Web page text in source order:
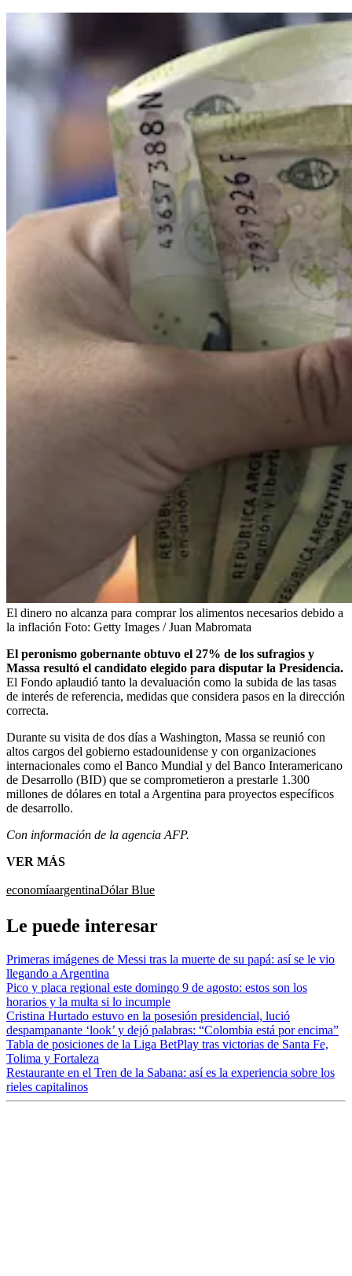
El dinero no alcanza para comprar los alimentos necesarios debido a
la inflación Foto: Getty Images / Juan Mabromata
El peronismo gobernante obtuvo el 27% de los sufragios y
Massa resultó el candidato elegido para disputar la Presidencia.
El Fondo aplaudió tanto la devaluación como la subida de las tasas
de interés de referencia, medidas que considera pasos en la dirección
correcta.
Durante su visita de dos días a Washington, Massa se reunió con
altos cargos del gobierno estadounidense y con organizaciones
internacionales como el Banco Mundial y del Banco Interamericano
de Desarrollo (BID) que se comprometieron a prestarle 1.300
millones de dólares en total a Argentina para proyectos específicos
de desarrollo.
Con información de la agencia AFP.
VER MÁS
economíaargentinaDólar Blue
Le puede interesar
Primeras imágenes de Messi tras la muerte de su papá: así se le vio
llegando a Argentina
Pico y placa regional este domingo 9 de agosto: estos son los
horarios y la multa si lo incumple
Cristina Hurtado estuvo en la posesión presidencial, lució
despampanante ‘look’ y dejó palabras: “Colombia está por encima”
Tabla de posiciones de la Liga BetPlay tras victorias de Santa Fe,
Tolima y Fortaleza
Restaurante en el Tren de la Sabana: así es la experiencia sobre los
rieles capitalinos